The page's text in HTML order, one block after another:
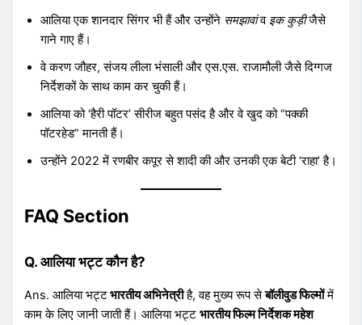
आलिया एक शानदार सिंगर भी हैं और उन्होंने समझावांव इक कुड़ीजैसे
गाने गाए हैं।
वे करण जौहर, संजय लीला भंसाली और एस.एस. राजामौली जैसे दिग्गज
निर्देशकों के साथ काम कर चुकी हैं।
आलिया को ‘हैरी पॉटर’ सीरीज बहुत पसंद है और वे खुद को “पक्की
पॉटरहेड” मानती हैं।
उन्होंने 2022 में रणबीर कपूर से शादी की और उनकी एक बेटी ‘राहा’ है।
FAQ Section
Q. आलिया भट्ट कौन है?
Ans. आलिया भट्टभारतीय अभिनेत्रीहै, वह मुख्य रूप सेबॉलीवुड फिल्मोंमें
काम के लिए जानी जाती हैं। आलिया भट्टभारतीय फिल्म निर्देशक महेश